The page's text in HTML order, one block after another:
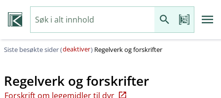
Siste besøkte sider (deaktiver) Regelverk og forskrifter
Regelverk og forskrifter
Forskrift om legemidler til dyr